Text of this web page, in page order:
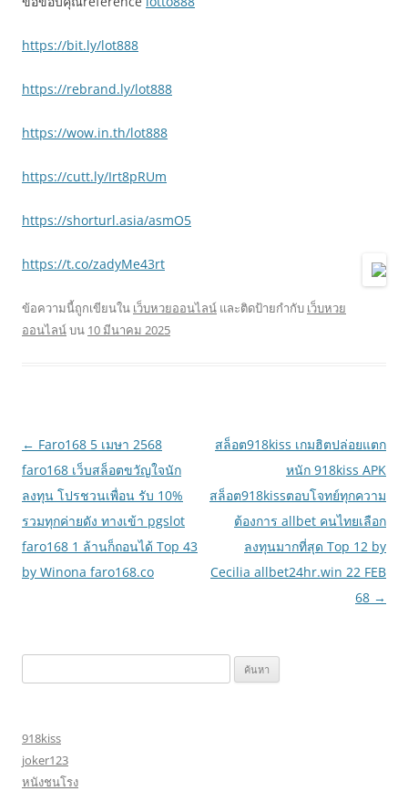
https://bit.ly/lot888
https://rebrand.ly/lot888
https://wow.in.th/lot888
https://cutt.ly/Irt8pRUm
https://shorturl.asia/asmO5
https://t.co/zadyMe43rt
ข้อความนี้ถูกเขียนใน เว็บหวยออนไลน์ และติดป้ายกำกับ เว็บหวย
ออนไลน์บน 10 มีนาคม 2025
เมนู
นำทาง
เรื่อง
← Faro168 5 เมษา 2568
faro168 เว็บสล็อตขวัญใจนัก
ลงทุน โปรชวนเพื่อน รับ 10%
รวมทุกค่ายดัง ทางเข้า pgslot
faro168 1 ล้านก็ถอนได้ Top 43
by Winona faro168.co
สล็อต918kiss เกมฮิตปล่อยแตก
หนัก 918kiss APK
สล็อต918kissตอบโจทย์ทุกความ
ต้องการ allbet คนไทยเลือก
ลงทุนมากที่สุด Top 12 by
Cecilia allbet24hr.win 22 FEB
68 →
สำหรับ:
918kiss
joker123
หนังชนโรง